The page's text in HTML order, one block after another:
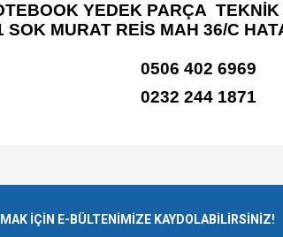
YEDEK PARÇA TEKNİK
SOK MURAT REİS MAH 36/C
0506 402 6969
0232 244 1871
İÇİN E-BÜLTENİMİZE KAYDOLABİLİRSİNİZ!